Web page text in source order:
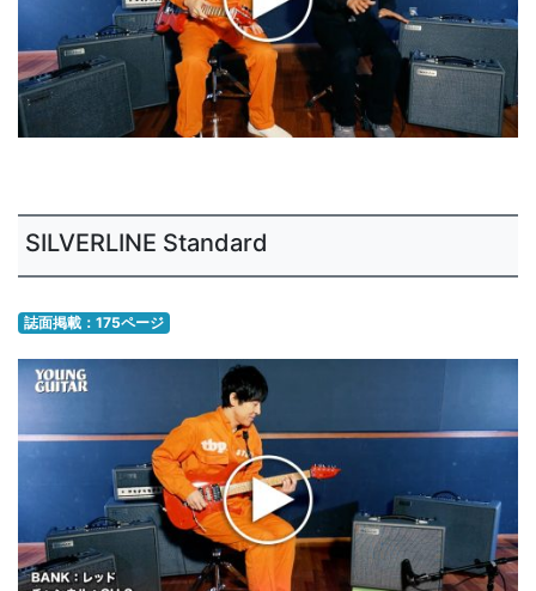
SILVERLINE Standard
誌面掲載：175ページ